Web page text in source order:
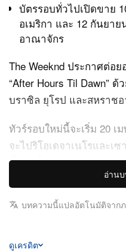
บัตรรอบทั่วไปเปิดขาย
อเมริกา และ 12 กันยา
อาณาจักร
The Weeknd ประกาศต่อ
“After Hours Til Dawn”
บราซิล ยุโรป และสหราช
ทัวร์รอบใหม่นี้จะเริ่ม 20 เ
จะไปริโอเดจาเนโรและเ
นั้นพักสั้น ๆ แล้วบุกยุโรป
กรกฎาคม ก่อนปิดท้ายปล
จะร่วมแจมเป็นแขกพิเศษ
Playboi Carti จะขึ้นเวทีต
อ่าน
บทความนี้แปลอัตโนมัติจาก
ดูเครดิต